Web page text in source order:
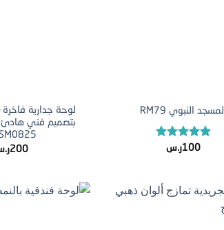
المسجد النبوي RM79
تم التقييم
100ر.س
لوحة جدارية فاخرة
بتصميم فني
200